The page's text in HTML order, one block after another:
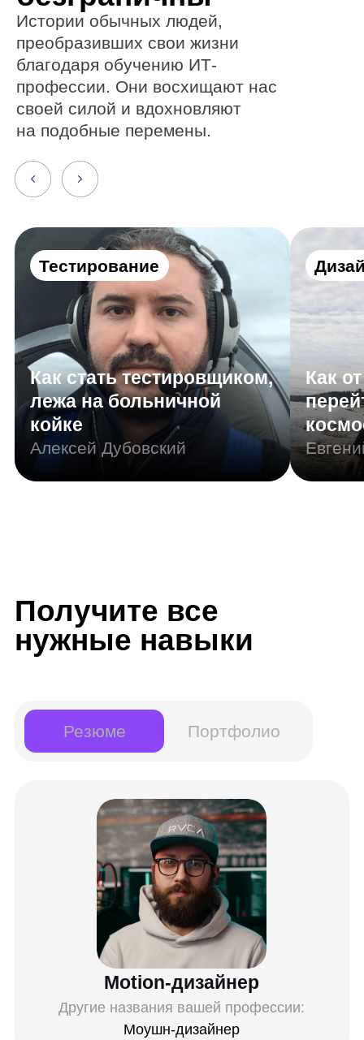
Как стать тестировщиком,
лежа на больничной
койке
Как от
Получите все
нужные навыки
Резюме Портфолио
Motion-дизайнер
Другие названия вашей профессии:
Моушн-дизайнер
Инструменты:
Adobe Illustrator
Adobe After Effects
Adobe Premiere Pro Cinema 4D
Redshift Octane Render